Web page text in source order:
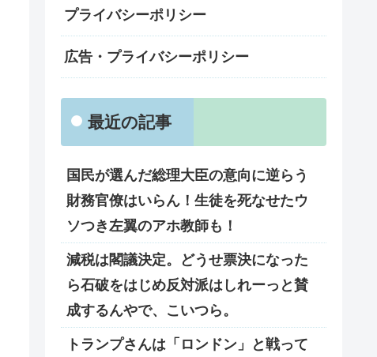
プライバシーポリシー
広告・プライバシーポリシー
最近の記事
国民が選んだ総理大臣の意向に逆らう
財務官僚はいらん！生徒を死なせたウ
ソつき左翼のアホ教師も！
減税は閣議決定。どうせ票決になった
ら石破をはじめ反対派はしれーっと賛
成するんやで、こいつら。
トランプさんは「ロンドン」と戦って